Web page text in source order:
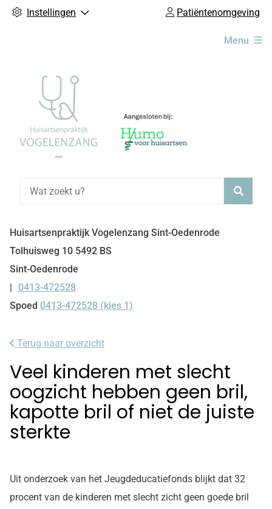
Instellingen Patiëntenomgeving
Menu
Huisartsenpraktijk Vogelenzang Sint-Oedenrode
Tolhuisweg 10 5492 BS
Sint-Oedenrode
Tel:
0413-472528
Spoed 0413-472528 (kies 1)
Terug naar overzicht
Veel kinderen met slecht
oogzicht hebben geen bril,
kapotte bril of niet de juiste
sterkte
Uit onderzoek van het Jeugdeducatiefonds blijkt dat 32
procent van de kinderen met slecht zicht geen goede bril